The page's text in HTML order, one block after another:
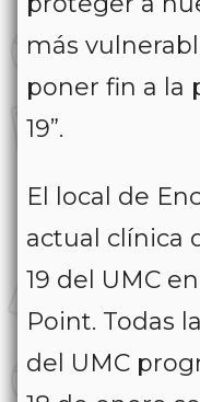
más
poner fin a la
19”.
El local de
actual clínica
19 del UMC
Point. Todas
del UMC